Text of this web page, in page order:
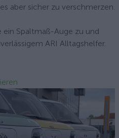
aber sicher zu verschmerzen.
ein Spaltmaß-Auge zu und
ARI Alltagshelfer.